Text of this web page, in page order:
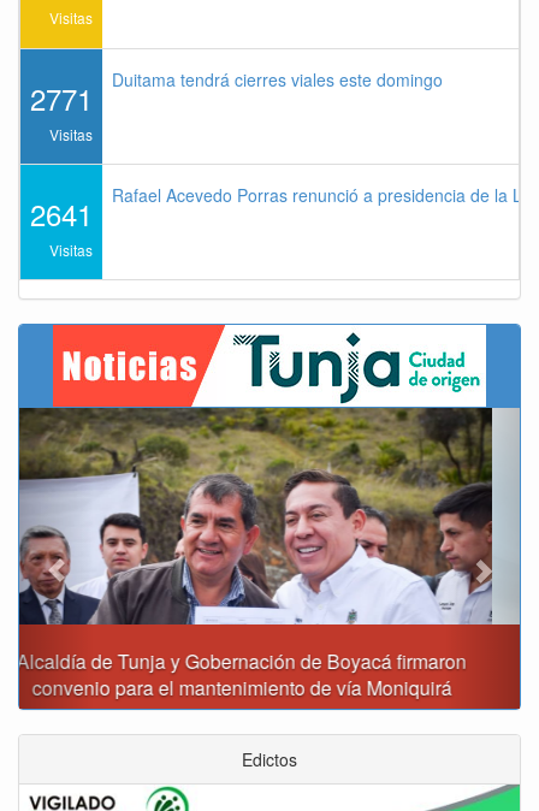
Visitas
2771
Visitas
Duitama tendrá cierres viales este domingo
2641
Visitas
Rafael Acevedo Porras renunció a presidencia de la
Reporte del tiempo en Boyacá para el viernes
Previous Next
Edictos